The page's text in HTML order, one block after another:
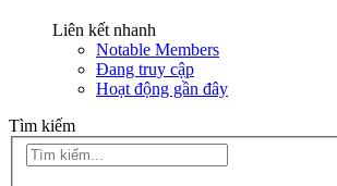
Liên kết nhanh
Notable Members
Đang truy cập
Hoạt động gần đây
Tìm kiếm